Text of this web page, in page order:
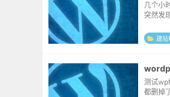
几个小
突然发
地测试
式，修
建站
测试wp
都删掉